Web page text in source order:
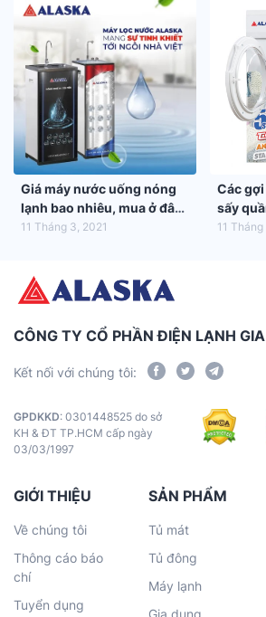
Giá máy nước uống nóng
lạnh bao nhiêu, mua ở đâu
tốt nhất?
11 Tháng 3, 2021
Các
sấy
hợp
11
CÔNG TY CỔ PHẦN ĐIỆN LẠNH
Kết nối với chúng tôi:
GPDKKD: 0301448525 do sở
KH & ĐT TP.HCM cấp ngày
03/03/1997
GIỚI THIỆU
Về chúng tôi
Thông cáo báo
chí
Tuyển dụng
SẢN PHẨM
Tủ mát
Tủ đông
Máy lạnh